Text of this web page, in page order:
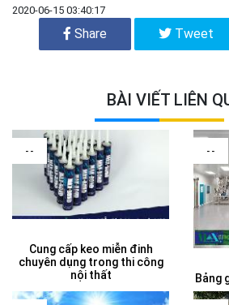
2020-06-15 03:40:17
Share Tweet
BÀI VIẾT LIÊN
--
Cung cấp keo miễn đinh
chuyên dụng trong thi công
nội thất
--
Bảng